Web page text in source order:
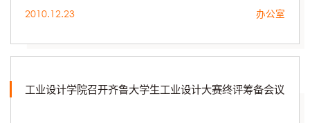
2010.12.23 办公室
工业设计学院召开齐鲁大学生工业设计大赛终评筹备会议